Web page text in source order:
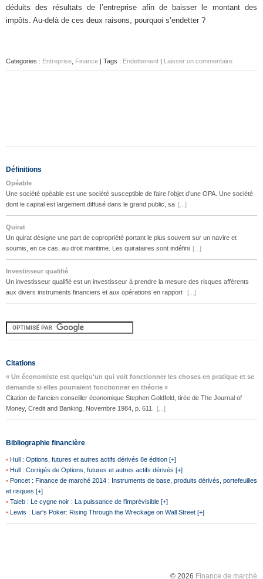
déduits des résultats de l’entreprise afin de baisser le montant des
impôts. Au-delà de ces deux raisons, pourquoi s’endetter ?
Categories : Entreprise Finance | Tags : Endettement | Laisser un commentaire
Définitions
Opéable
Une société opéable est une société susceptible de faire l’objet d’une OPA. Une société
dont le capital est largement diffusé dans le grand public, sa [...]
Quirat
Un quirat désigne une part de copropriété portant le plus souvent sur un navire et
soumis, en ce cas, au droit maritime. Les quirataires sont indéfini [...]
Investisseur qualifié
Un investisseur qualifié est un investisseur à prendre la mesure des risques afférents
aux divers instruments financiers et aux opérations en rapport
[...]
Citations
« Un économiste est quelqu'un qui voit fonctionner les choses en pratique et se
demande si elles pourraient fonctionner en théorie »
Citation de l'ancien conseiller économique Stephen Goldfeld, tirée de The Journal of
Money, Credit and Banking, Novembre 1984, p. 611.
[...]
Bibliographie financière
• Hull : Options, futures et autres actifs dérivés 8e édition [+]
• Hull : Corrigés de Options, futures et autres actifs dérivés [+]
• Poncet : Finance de marché 2014 : Instruments de base, produits dérivés, portefeuilles
et risques [+]
• Taleb : Le cygne noir : La puissance de l'imprévisible [+]
• Lewis : Liar's Poker: Rising Through the Wreckage on Wall Street [+]
© 2026 Finance de marché